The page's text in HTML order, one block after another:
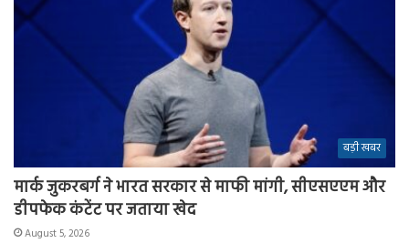
बड़ी खबर
मार्क जुकरबर्ग ने भारत सरकार से माफी मांगी, सीएसएएम और
डीपफेक कंटेंट पर जताया खेद
August 5, 2026